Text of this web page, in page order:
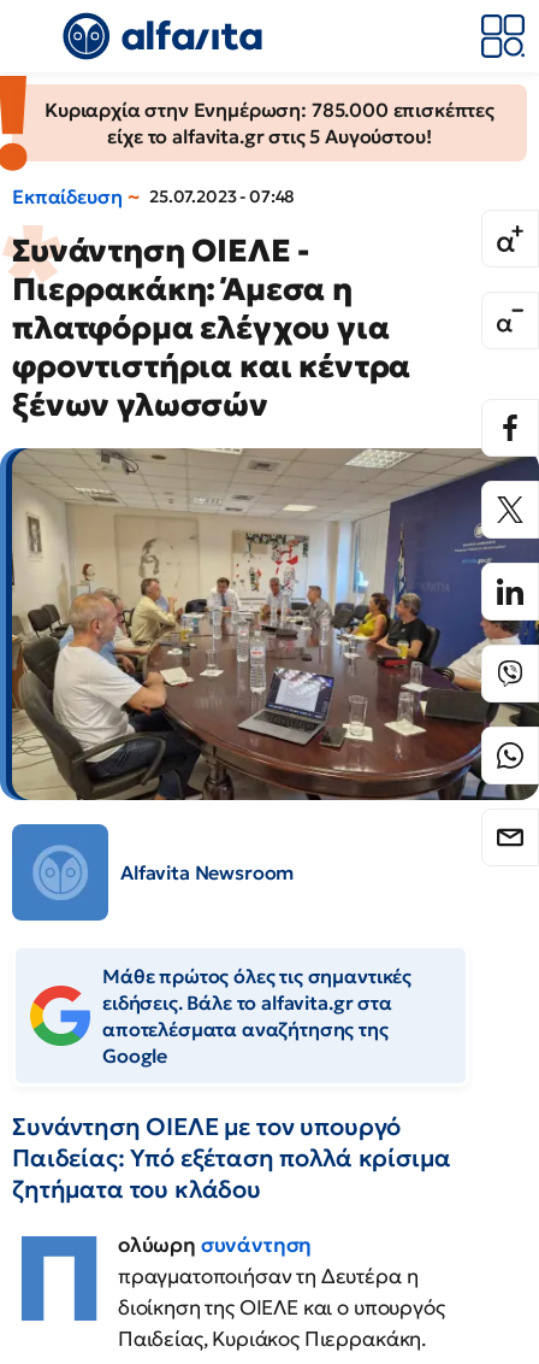
Κυριαρχία στην Ενημέρωση: 785.000 επισκέπτες
είχε το alfavita.gr στις 5 Αυγούστου!
Εκπαίδευση 25.07.2023 - 07:48
Συνάντηση ΟΙΕΛΕ -
Πιερρακάκη: Άμεσα η
πλατφόρμα ελέγχου για
φροντιστήρια και κέντρα
ξένων γλωσσών
Alfavita Newsroom
Μάθε πρώτος όλες τις σημαντικές
ειδήσεις. Βάλε το alfavita.gr στα
αποτελέσματα αναζήτησης της
Google
Συνάντηση ΟΙΕΛΕ με τον υπουργό
Παιδείας: Υπό εξέταση πολλά κρίσιμα
ζητήματα του κλάδου
Π ολύωρη συνάντηση
πραγματοποιήσαν τη Δευτέρα η
διοίκηση της ΟΙΕΛΕ και ο υπουργός
Παιδείας, Κυριάκος Πιερρακάκη.